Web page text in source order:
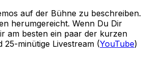
auf der Bühne zu beschreiben.
herumgereicht. Wenn Du Dir
am besten ein paar der kurzen
minütige Livestream (YouTube)